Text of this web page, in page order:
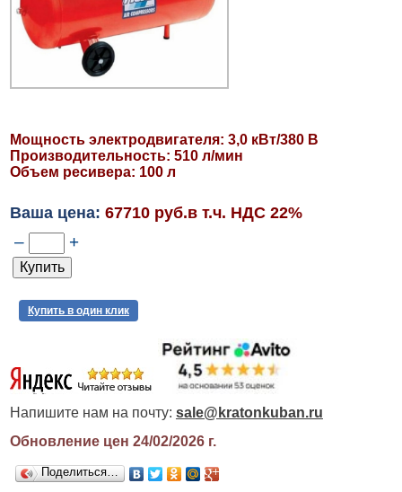
Мощность электродвигателя: 3,0 кВт/380 В
Производительность: 510 л/мин
Объем ресивера: 100 л
Ваша цена: 67710 руб.в т.ч. НДС 22%
– +
Купить в один клик
Напишите нам на почту: sale@kratonkuban.ru
Обновление цен 24/02/2026г.
Поделиться…